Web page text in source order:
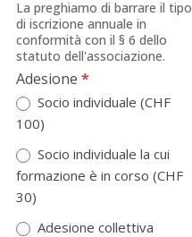
La preghiamo di barrare il tipo
di iscrizione annuale in
conformità con il § 6 dello
statuto dell'associazione.
Adesione *
Socio individuale (CHF
100)
Socio individuale la cui
formazione è in corso (CHF
30)
Adesione collettiva